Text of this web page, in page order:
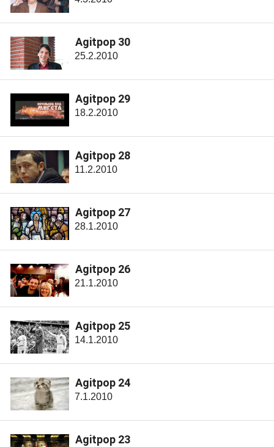
Agitpop 30
25.2.2010
Agitpop 29
18.2.2010
Agitpop 28
11.2.2010
Agitpop 27
28.1.2010
Agitpop 26
21.1.2010
Agitpop 25
14.1.2010
Agitpop 24
7.1.2010
Agitpop 23